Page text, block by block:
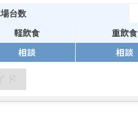
台数
軽飲食 重飲食
相談 相談